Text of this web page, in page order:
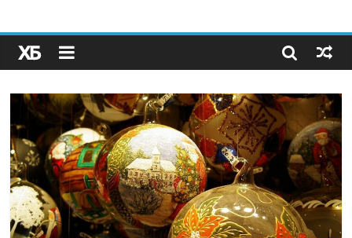
Секрет супергидратации: почему кокосовая вода с
пребиотиками становится главным трендом
здорового питания